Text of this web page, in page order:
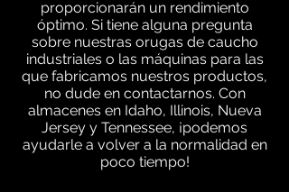
proporcionarán un rendimiento
óptimo. Si tiene alguna pregunta
sobre nuestras orugas de caucho
industriales o las máquinas para las
que fabricamos nuestros productos,
no dude en contactarnos. Con
almacenes en Idaho, Illinois, Nueva
Jersey y Tennessee, ¡podemos
ayudarle a volver a la normalidad en
poco tiempo!